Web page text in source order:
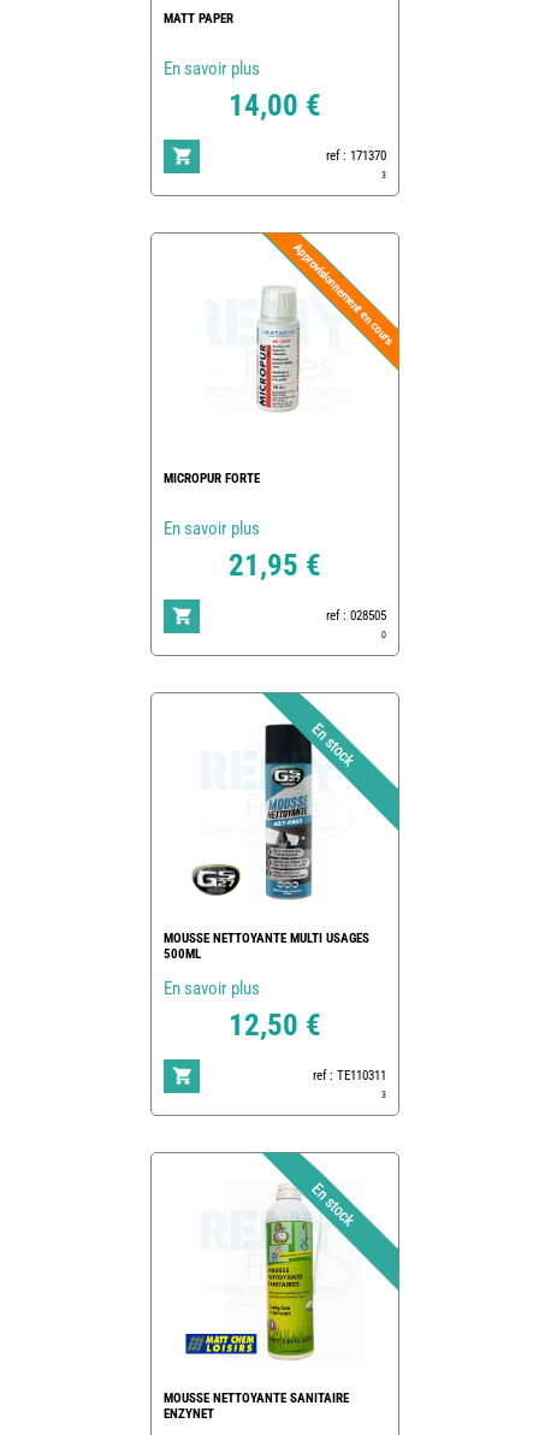
MATT PAPER
En savoir plus
14,00 €
ref : 171370
3
MICROPUR FORTE
En savoir plus
21,95 €
ref : 028505
0
MOUSSE NETTOYANTE MULTI USAGES
500ML
En savoir plus
12,50 €
ref : TE110311
3
MOUSSE NETTOYANTE SANITAIRE
ENZYNET